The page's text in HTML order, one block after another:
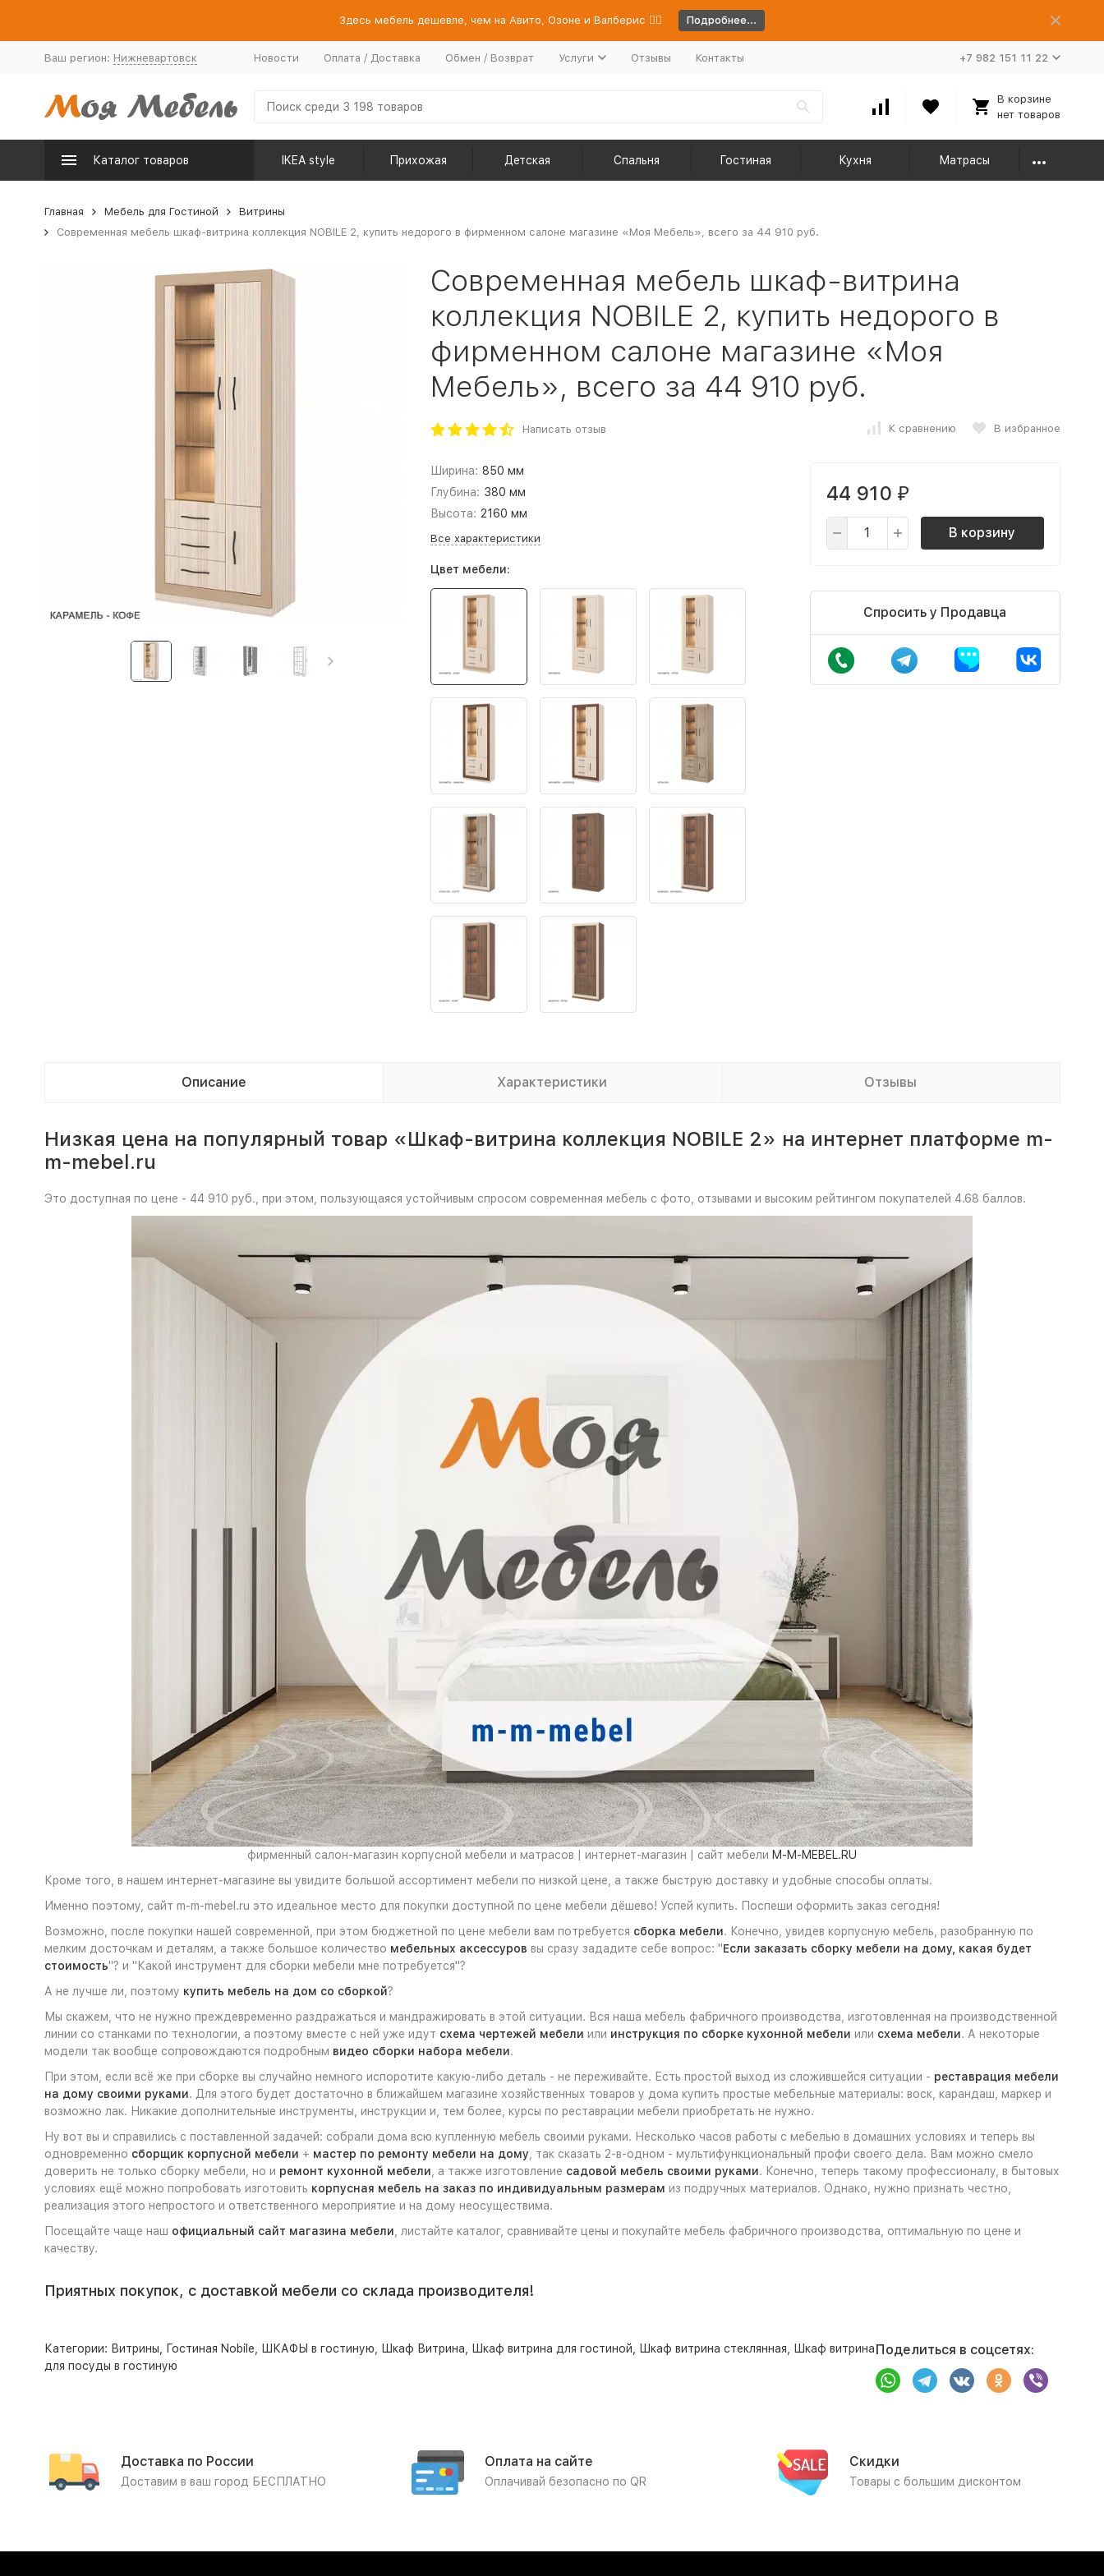
Здесь мебель дешевле, чем на Авито, Озоне и Валберис 👉🏻 Подробнее...
Ваш регион: Нижневартовск Новости Оплата / Доставка Обмен / Возврат Услуги Отзывы Контакты +7 982 151 11 22
В корзине
нет товаров
Каталог товаров IKEA style Прихожая Детская Спальня Гостиная Кухня Матрасы
Главная Мебель для Гостиной
Витрины
Современная мебель шкаф-витрина коллекция NOBILE 2, купить недорого в фирменном салоне магазине «Моя Мебель», всего за 44 910 руб.
Современная мебель шкаф-витрина
коллекция NOBILE 2, купить недорого в
фирменном салоне магазине «Моя
Мебель», всего за 44 910 руб.
Написать отзыв К сравнению В избранное
Ширина: 850 мм
Глубина: 380 мм
Высота: 2160 мм
Все характеристики
Цвет мебели:
44 910 ₽
В корзину
Спросить у Продавца
Описание Характеристики Отзывы
Низкая цена на популярный товар «Шкаф-витрина коллекция NOBILE 2» на интернет платформе m-
m-mebel.ru
Это доступная по цене - 44 910 руб., при этом, пользующаяся устойчивым спросом современная мебель с фото, отзывами и высоким рейтингом покупателей 4.68 баллов.
фирменный салон-магазин корпусной мебели и матрасов | интернет-магазин | сайт мебели M-M-MEBEL.RU
Кроме того, в нашем интернет-магазине вы увидите большой ассортимент мебели по низкой цене, а также быструю доставку и удобные способы оплаты.
Именно поэтому, сайт m-m-mebel.ru это идеальное место для покупки доступной по цене мебели дёшево! Успей купить. Поспеши оформить заказ сегодня!
Возможно, после покупки нашей современной, при этом бюджетной по цене мебели вам потребуется сборка мебели. Конечно, увидев корпусную мебель, разобранную по
мелким досточкам и деталям, а также большое количество мебельных аксессуров вы сразу зададите себе вопрос: "Если заказать сборку мебели на дому, какая будет
стоимость"? и "Какой инструмент для сборки мебели мне потребуется"?
А не лучше ли, поэтому купить мебель на дом со сборкой?
Мы скажем, что не нужно преждевременно раздражаться и мандражировать в этой ситуации. Вся наша мебель фабричного производства, изготовленная на производственной
линии со станками по технологии, а поэтому вместе с ней уже идут схема чертежей мебели или инструкция по сборке кухонной мебели или схема мебели. А некоторые
модели так вообще сопровождаются подробным видео сборки набора мебели.
При этом, если всё же при сборке вы случайно немного испоротите какую-либо деталь - не переживайте. Есть простой выход из сложившейся ситуации - реставрация мебели
на дому своими руками. Для этого будет достаточно в ближайшем магазине хозяйственных товаров у дома купить простые мебельные материалы: воск, карандаш, маркер и
возможно лак. Никакие дополнительные инструменты, инструкции и, тем более, курсы по реставрации мебели приобретать не нужно.
Ну вот вы и справились с поставленной задачей: собрали дома всю купленную мебель своими руками. Несколько часов работы с мебелью в домашних условиях и теперь вы
одновременно сборщик корпусной мебели + мастер по ремонту мебели на дому , так сказать 2-в-одном - мультифункциональный профи своего дела. Вам можно смело
доверить не только сборку мебели, но и ремонт кухонной мебели , а также изготовление садовой мебель своими руками. Конечно, теперь такому профессионалу, в бытовых
условиях ещё можно попробовать изготовить корпусная мебель на заказ по индивидуальным размерам из подручных материалов. Однако, нужно признать честно,
реализация этого непростого и ответственного мероприятие и на дому неосуществима.
Посещайте чаще наш официальный сайт магазина мебели , листайте каталог, сравнивайте цены и покупайте мебель фабричного производства, оптимальную по цене и
качеству.
Приятных покупок, с доставкой мебели со склада производителя!
Категории: Витрины Гостиная Nobile ШКАФЫ в гостиную Шкаф Витрина Шкаф витрина для гостиной Шкаф витрина стеклянная
Шкаф витрина
для посуды в гостиную
Поделиться в соцсетях:
Доставка по России
Доставим в ваш город БЕСПЛАТНО
Оплата на сайте
Оплачивай безопасно по QR
Скидки
Товары с большим дисконтом